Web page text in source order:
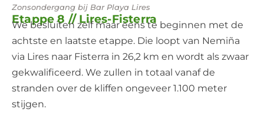
Zonsondergang bij Bar Playa Lires
Etappe 8 // Lires-Fisterra
We besluiten zelf maar eens te beginnen met de
achtste en laatste etappe. Die loopt van Nemiña
via Lires naar Fisterra in 26,2 km en wordt als zwaar
gekwalificeerd. We zullen in totaal vanaf de
stranden over de kliffen ongeveer 1.100 meter
stijgen.